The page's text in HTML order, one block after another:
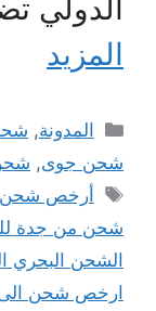
الدولي
المزيد
التصنيفات
المدونة,
شحن جوى,
الوسوم
أرخص شحن
شحن من جدة
الشحن البحري
ارخص شحن الى